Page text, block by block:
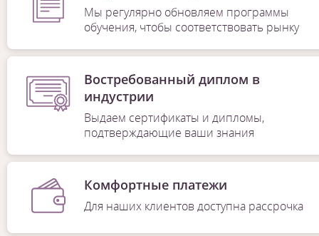
Мы регулярно обновляем программы
обучения, чтобы соответствовать рынку
Востребованный диплом в
индустрии
Выдаем сертификаты и дипломы,
подтверждающие ваши знания
Комфортные платежи
Для наших клиентов доступна рассрочка